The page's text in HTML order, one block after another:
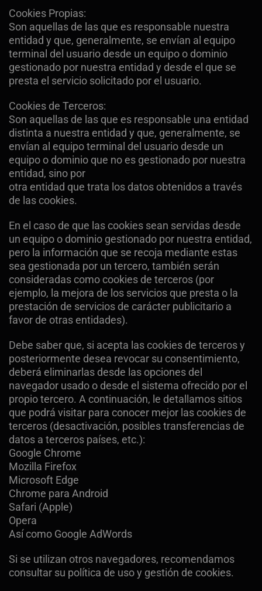
Cookies Propias:
Son aquellas de las que es responsable nuestra
entidad y que, generalmente, se envían al equipo
terminal del usuario desde un equipo o dominio
gestionado por nuestra entidad y desde el que se
presta el servicio solicitado por el usuario.
Cookies de Terceros:
Son aquellas de las que es responsable una entidad
distinta a nuestra entidad y que, generalmente, se
envían al equipo terminal del usuario desde un
equipo o dominio que no es gestionado por nuestra
entidad, sino por
otra entidad que trata los datos obtenidos a través
de las cookies.
En el caso de que las cookies sean servidas desde
un equipo o dominio gestionado por nuestra entidad,
pero la información que se recoja mediante estas
sea gestionada por un tercero, también serán
consideradas como cookies de terceros (por
ejemplo, la mejora de los servicios que presta o la
prestación de servicios de carácter publicitario a
favor de otras entidades).
Debe saber que, si acepta las cookies de terceros y
posteriormente desea revocar su consentimiento,
deberá eliminarlas desde las opciones del
navegador usado o desde el sistema ofrecido por el
propio tercero. A continuación, le detallamos sitios
que podrá visitar para conocer mejor las cookies de
terceros (desactivación, posibles transferencias de
datos a terceros países, etc.):
Google Chrome
Mozilla Firefox
Microsoft Edge
Chrome para Android
Safari (Apple)
Opera
Así como Google AdWords
Si se utilizan otros navegadores, recomendamos
consultar su política de uso y gestión de cookies.